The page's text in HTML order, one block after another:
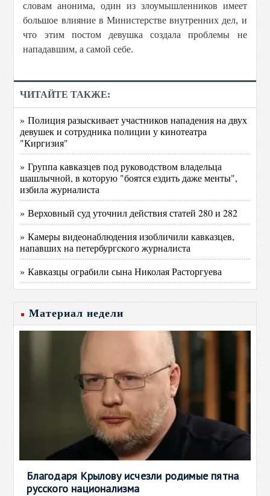
словам анонима, один из злоумышленников имеет
большое влияние в Министерстве внутренних дел, и
что этим постом девушка создала проблемы не
нападавшим, а самой себе.
ЧИТАЙТЕ ТАКЖЕ:
» Полиция разыскивает участников нападения на двух
девушек и сотрудника полиции у кинотеатра
"Киргизия"
» Группа кавказцев под руководством владельца
шашлычной, в которую "боятся ездить даже менты",
избила журналиста
» Верховный суд уточнил действия статей 280 и 282
» Камеры видеонаблюдения изобличили кавказцев,
напавших на петербургского журналиста
» Кавказцы ограбили сына Николая Расторгуева
Материал недели
Благодаря Крылову исчезли родимые пятна
русского национализма